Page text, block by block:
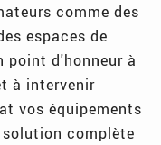
comme des
espaces de
point d'honneur à
à intervenir
vos équipements
complète